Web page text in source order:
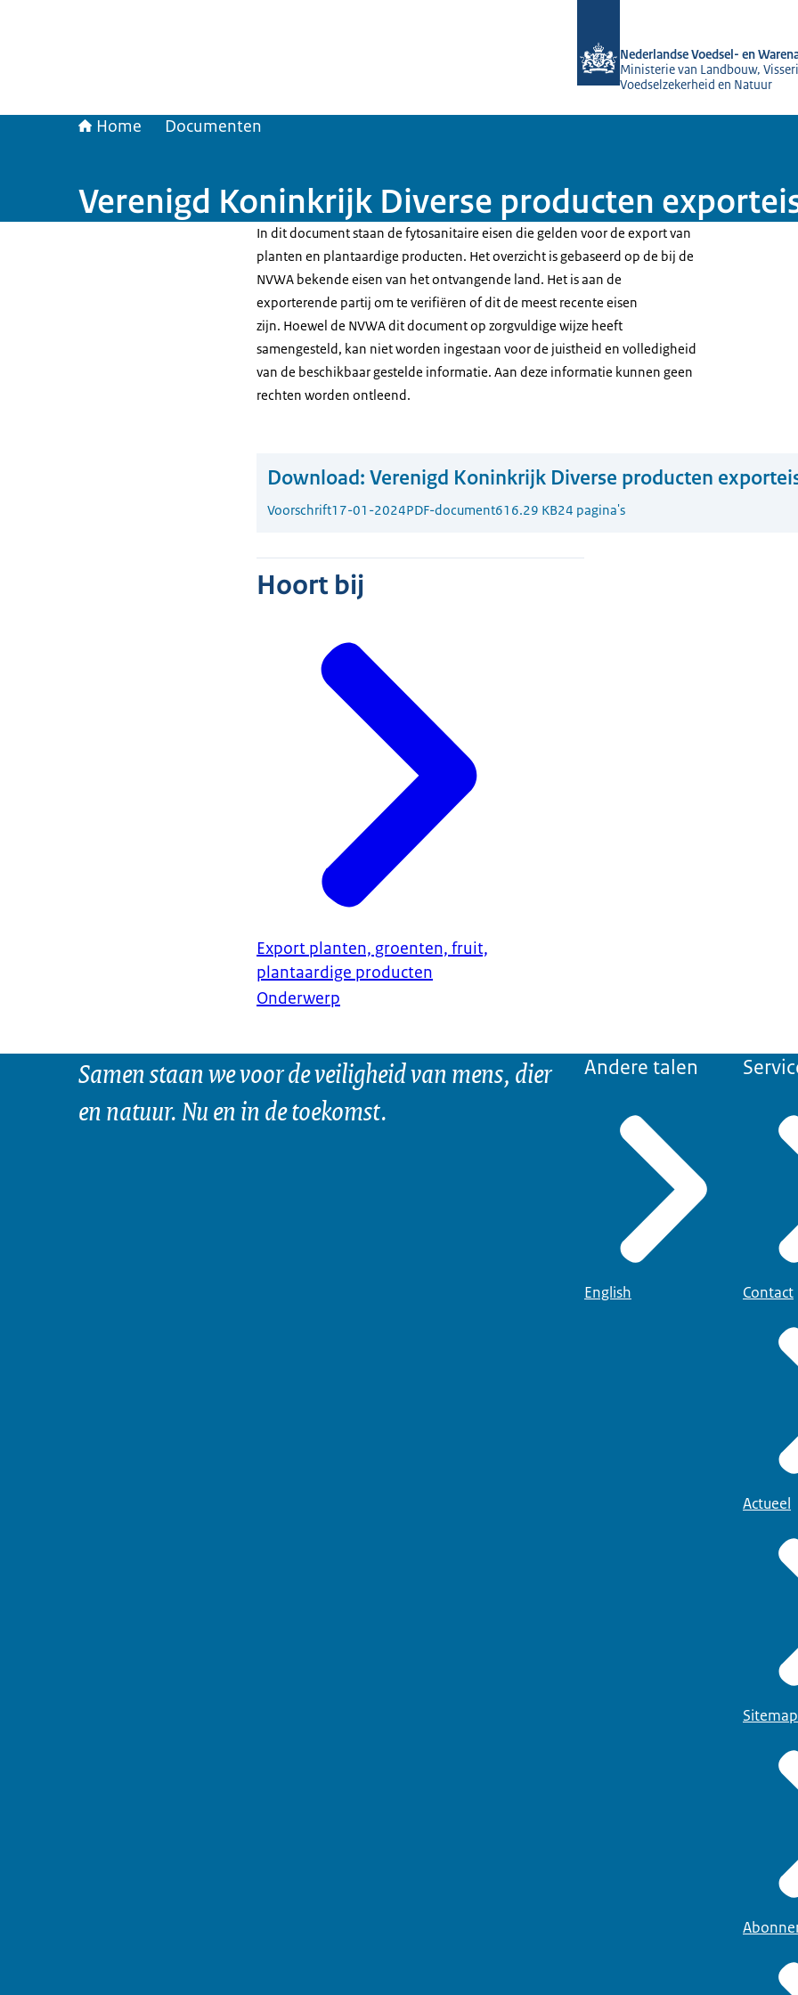
Nederlandse Voedsel- en
Ministerie van Landbouw,
Voedselzekerheid en Natuur
Home Documenten
Verenigd Koninkrijk Diverse producten
In dit document staan de fytosanitaire eisen die gelden voor de export van
planten en plantaardige producten. Het overzicht is gebaseerd op de bij de
NVWA bekende eisen van het ontvangende land. Het is aan de
exporterende partij om te verifiëren of dit de meest recente eisen
zijn. Hoewel de NVWA dit document op zorgvuldige wijze heeft
samengesteld, kan niet worden ingestaan voor de juistheid en volledigheid
van de beschikbaar gestelde informatie. Aan deze informatie kunnen geen
rechten worden ontleend.
Download: Verenigd Koninkrijk Diverse producten
Voorschrift17-01-2024PDF-document616.29 KB24 pagina's
Hoort bij
Export planten, groenten, fruit,
plantaardige producten
Onderwerp
Samen staan we voor de veiligheid van mens, dier
en natuur. Nu en in de toekomst.
Andere talen
English Contact
Actueel
Sitemap